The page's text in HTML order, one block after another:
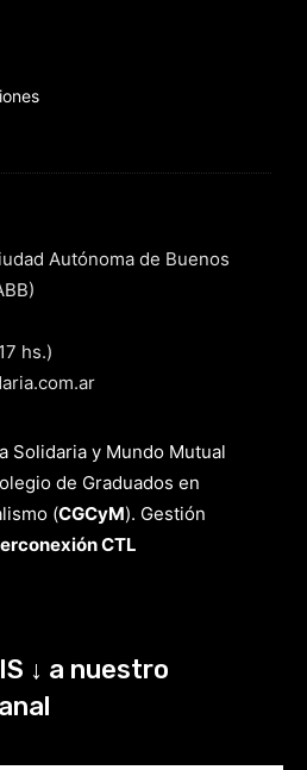
Autónoma de Buenos
hs.)
Solidaria y Mundo Mutual
de Graduados en
(CGCyM). Gestión
CTL
↓ a nuestro